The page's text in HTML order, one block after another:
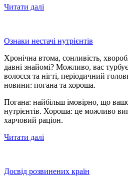
Читати далі
Ознаки нестачі нутрієнтів
Хронічна втома, сонливість,
давні знайомі? Можливо, вас
волосся та нігті, періодичний
новини: погана та хороша.
Погана: найбільш імовірно, що
нутрієнтів. Хороша: це можливо
харчовий раціон.
Читати далі
Досвід розвинених країн